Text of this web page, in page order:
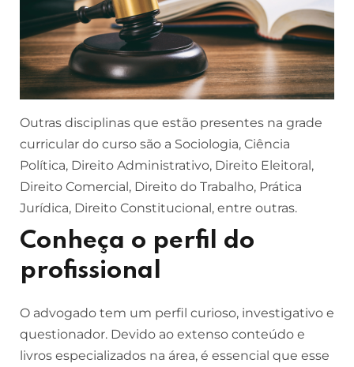
Outras disciplinas que estão presentes na grade
curricular do curso são a Sociologia, Ciência
Política, Direito Administrativo, Direito Eleitoral,
Direito Comercial, Direito do Trabalho, Prática
Jurídica, Direito Constitucional, entre outras.
Conheça o perfil do
profissional
O advogado tem um perfil curioso, investigativo e
questionador. Devido ao extenso conteúdo e
livros especializados na área, é essencial que esse